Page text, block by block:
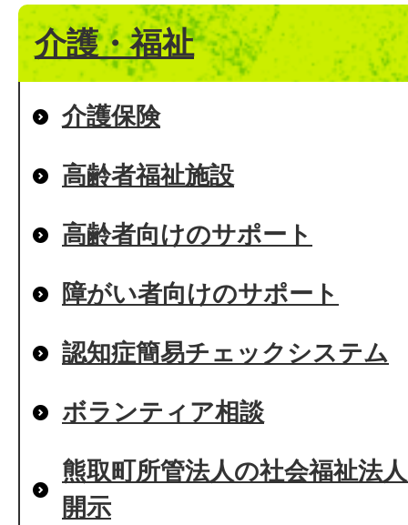
介護・福祉
介護保険
高齢者福祉施設
高齢者向けのサポート
障がい者向けのサポート
認知症簡易チェックシステム
ボランティア相談
熊取町所管法人の社会福祉法
開示